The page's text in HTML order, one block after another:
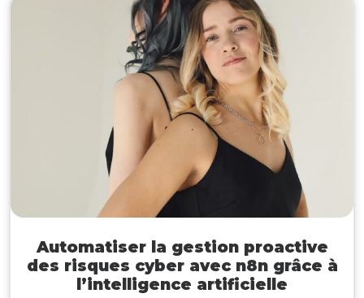
Automatiser la gestion proactive
des risques cyber avec n8n grâce à
l’intelligence artificielle